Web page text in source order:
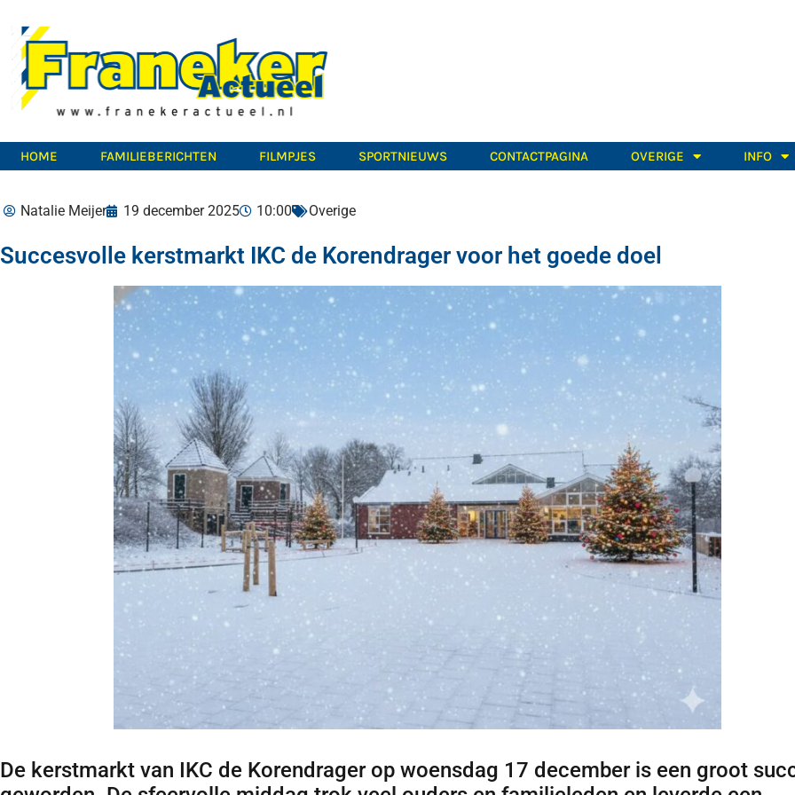
HOME FAMILIEBERICHTEN FILMPJES SPORTNIEUWS CONTACTPAGINA OVERIGE INFO
Natalie Meijer 19 december 2025 10:00 Overige
Succesvolle kerstmarkt IKC de Korendrager voor het goede doel
De kerstmarkt van IKC de Korendrager op woensdag 17 december is een groot